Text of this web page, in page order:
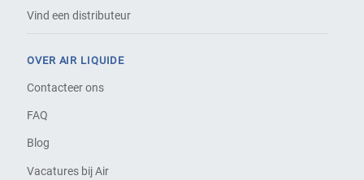
Vind een distributeur
OVER AIR LIQUIDE
Contacteer ons
FAQ
Blog
Vacatures bij Air